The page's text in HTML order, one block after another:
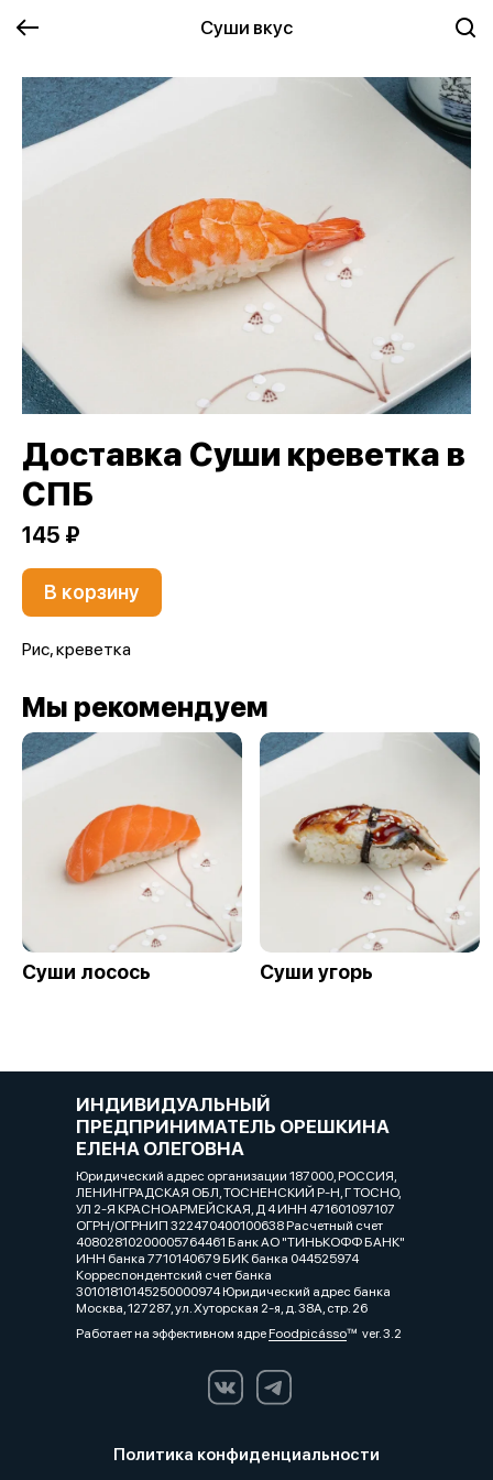
Суши вкус
Доставка Суши креветка в
СПБ
145 ₽
В корзину
Рис, креветка
Мы рекомендуем
Суши лосось Суши угорь
ИНДИВИДУАЛЬНЫЙ
ПРЕДПРИНИМАТЕЛЬ ОРЕШКИНА
ЕЛЕНА ОЛЕГОВНА
Юридический адрес организации 187000, РОССИЯ,
ЛЕНИНГРАДСКАЯ ОБЛ, ТОСНЕНСКИЙ Р-Н, Г ТОСНО,
УЛ 2-Я КРАСНОАРМЕЙСКАЯ, Д 4 ИНН 471601097107
ОГРН/ОГРНИП 322470400100638 Расчетный счет
40802810200005764461 Банк АО "ТИНЬКОФФ БАНК"
ИНН банка 7710140679 БИК банка 044525974
Корреспондентский счет банка
30101810145250000974 Юридический адрес банка
Москва, 127287, ул. Хуторская 2-я, д. 38А, стр. 26
Работает на эффективном ядреFoodpicássover. 3.2
Политика конфиденциальности